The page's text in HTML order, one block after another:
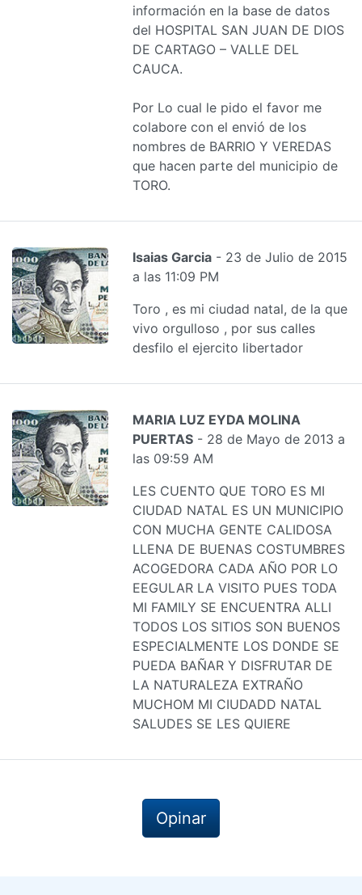
información en la base de datos
del HOSPITAL SAN JUAN DE DIOS
DE CARTAGO – VALLE DEL
CAUCA.
Por Lo cual le pido el favor me
colabore con el envió de los
nombres de BARRIO Y VEREDAS
que hacen parte del municipio de
TORO.
Isaias Garcia - 23 de Julio de 2015
a las 11:09 PM
Toro , es mi ciudad natal, de la que
vivo orgulloso , por sus calles
desfilo el ejercito libertador
MARIA LUZ EYDA MOLINA
PUERTAS - 28 de Mayo de 2013 a
las 09:59 AM
LES CUENTO QUE TORO ES MI
CIUDAD NATAL ES UN MUNICIPIO
CON MUCHA GENTE CALIDOSA
LLENA DE BUENAS COSTUMBRES
ACOGEDORA CADA AÑO POR LO
EEGULAR LA VISITO PUES TODA
MI FAMILY SE ENCUENTRA ALLI
TODOS LOS SITIOS SON BUENOS
ESPECIALMENTE LOS DONDE SE
PUEDA BAÑAR Y DISFRUTAR DE
LA NATURALEZA EXTRAÑO
MUCHOM MI CIUDADD NATAL
SALUDES SE LES QUIERE
Opinar